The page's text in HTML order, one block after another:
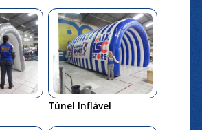
Túnel Inflável